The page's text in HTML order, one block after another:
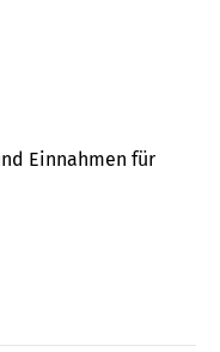
Ein­nahmen für